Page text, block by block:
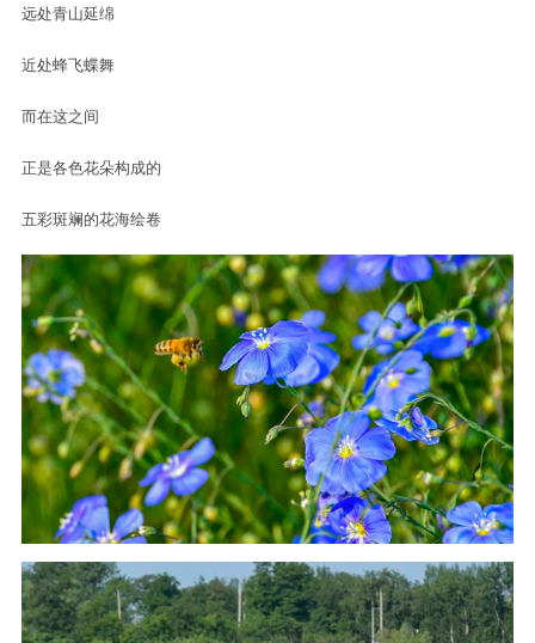
远处青山延绵
近处蜂飞蝶舞
而在这之间
正是各色花朵构成的
五彩斑斓的花海绘卷